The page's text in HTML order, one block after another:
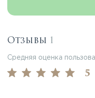
Отзывы 1
Средняя оценка
5